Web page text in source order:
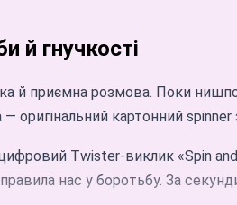
алгоритм,
помічником Twister
Звільніть безпечну зону 1,5
й гнучкості
оригінальний картонний spinner
нас у боротьбу. За